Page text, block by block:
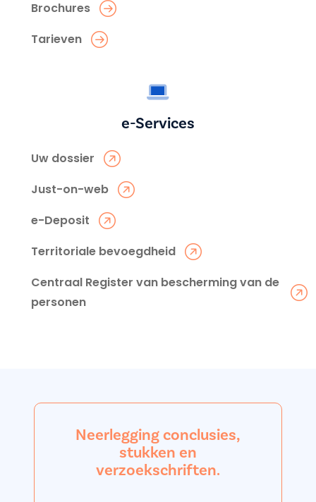
Brochures
Tarieven
e-Services
Uw dossier
Just-on-web
e-Deposit
Territoriale bevoegdheid
Centraal Register van bescherming van de
personen
Neerlegging conclusies,
stukken en
verzoekschriften.